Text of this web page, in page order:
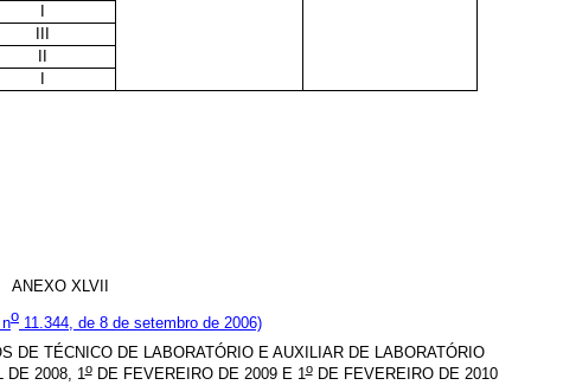
I
III
II
I
ANEXO XLVII
no 11.344, de 8 de setembro de 2006)
DE TÉCNICO DE LABORATÓRIO E AUXILIAR DE LABORATÓRIO
DE 2008, 1oDE FEVEREIRO DE 2009 E 1oDE FEVEREIRO DE 2010